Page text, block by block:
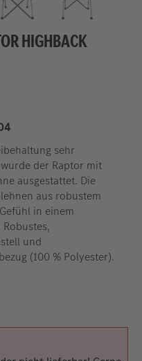
HIGHBACK
sehr
der Raptor mit
ausgestattet. Die
aus robustem
in einem
und
(100 % Polyester).